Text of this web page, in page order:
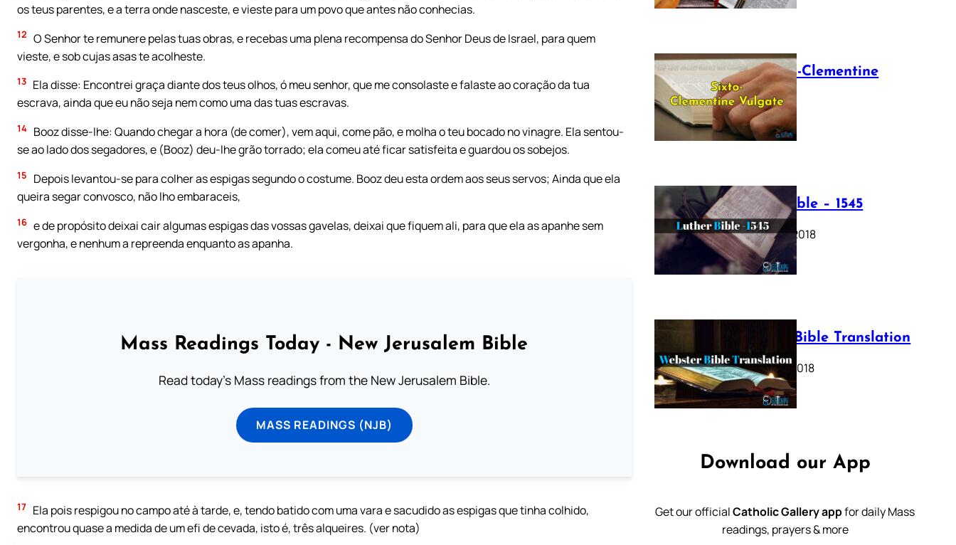
os teus parentes, e a terra onde nasceste, e vieste para um povo que antes não conhecias.
12 O Senhor te remunere pelas tuas obras, e recebas uma plena recompensa do Senhor Deus de Israel, para quem
vieste, e sob cujas asas te acolheste.
13 Ela disse: Encontrei graça diante dos teus olhos, ó meu senhor, que me consolaste e falaste ao coração da tua
escrava, ainda que eu não seja nem como uma das tuas escravas.
14 Booz disse-lhe: Quando chegar a hora (de comer), vem aqui, come pão, e molha o teu bocado no vinagre. Ela sentou-
se ao lado dos segadores, e (Booz) deu-lhe grão torrado; ela comeu até ficar satisfeita e guardou os sobejos.
15
Depois levantou-se para colher as espigas segundo o costume. Booz deu esta ordem aos seus servos; Ainda que ela
queira segar convosco, não lho embaraceis,
16 e de propósito deixai cair algumas espigas das vossas gavelas, deixai que fiquem ali, para que ela as apanhe sem
vergonha, e nenhum a repreenda enquanto as apanha.
Mass Readings Today - New Jerusalem Bible
Read today's Mass readings from the New Jerusalem Bible.
MASS READINGS (NJB)
17 Ela pois respigou no campo até à tarde, e, tendo batido com uma vara e sacudido as espigas que tinha colhido,
encontrou quase a medida de um efi de cevada, isto é, três alqueires. (ver nota)
The Sixto-Clementine
Vulgate
July 12, 2025
Luther Bible – 1545
October 17, 2018
Webster Bible Translation
October 11, 2018
Download our App
Get our officialCatholic Gallery appfor daily Mass
readings, prayers & more